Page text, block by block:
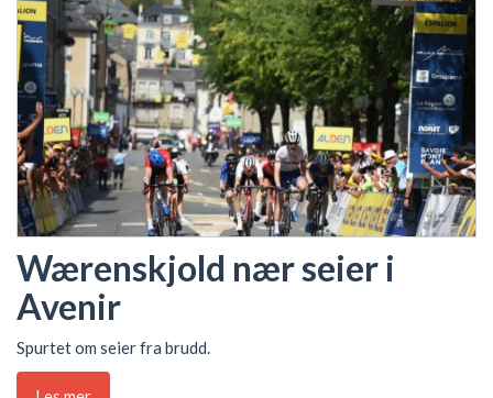
Wærenskjold nær seier i
Avenir
Spurtet om seier fra brudd.